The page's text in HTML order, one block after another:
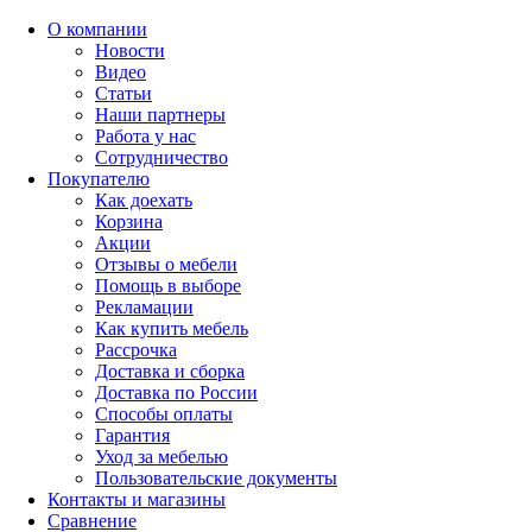
О компании
Новости
Видео
Статьи
Наши партнеры
Работа у нас
Сотрудничество
Покупателю
Как доехать
Корзина
Акции
Отзывы о мебели
Помощь в выборе
Рекламации
Как купить мебель
Рассрочка
Доставка и сборка
Доставка по России
Способы оплаты
Гарантия
Уход за мебелью
Пользовательские документы
Контакты и магазины
Сравнение